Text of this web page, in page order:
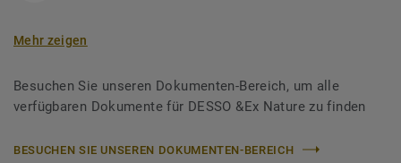
Mehr zeigen
Besuchen Sie unseren Dokumenten-Bereich, um alle
verfügbaren Dokumente für DESSO &Ex Nature zu finden
BESUCHEN SIE UNSEREN DOKUMENTEN-BEREICH